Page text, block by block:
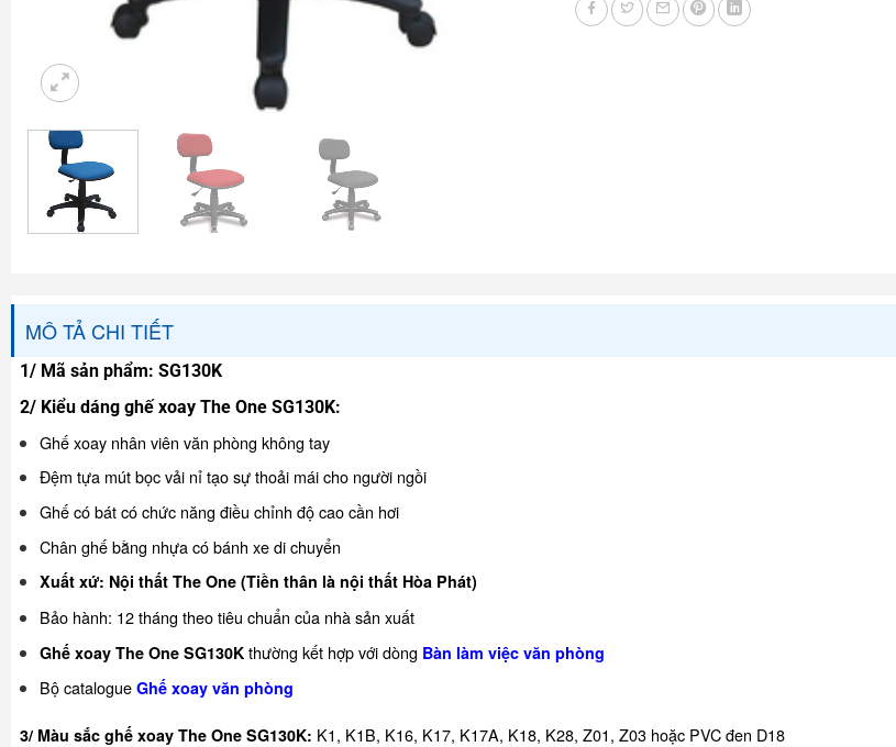
MÔ TẢ CHI TIẾT
1/ Mã sản phẩm: SG130K
2/ Kiểu dáng ghế xoay The One SG130K:
Ghế xoay nhân viên văn phòng không tay
Đệm tựa mút bọc vải nỉ tạo sự thoải mái cho người ngồi
Ghế có bát có chức năng điều chỉnh độ cao cần hơi
Chân ghế bằng nhựa có bánh xe di chuyển
Xuất xứ: Nội thất The One (Tiền thân là nội thất Hòa Phát)
Bảo hành: 12 tháng theo tiêu chuẩn của nhà sản xuất
Ghế xoay The One SG130Kthường kết hợp với dòng Bàn làm việc văn phòng
Bộ catalogueGhế xoay vănphòng
3/ Màu sắc ghế xoay The One SG130K: K1, K1B, K16, K17, K17A, K18, K28, Z01, Z03 hoặc PVC đen D18